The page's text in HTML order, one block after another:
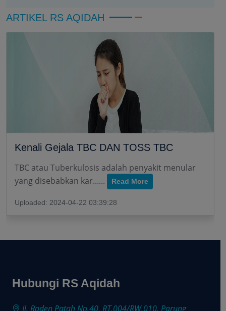
ARTIKEL RS AQIDAH
Kenali Gejala TBC DAN TOSS TBC
TBC atau Tuberkulosis adalah penyakit menular
yang disebabkan kar......
Read More
Uploaded: 2024-04-22 03:39:28
Hubungi RS Aqidah
Jl. Raden Patah No.40, RT.004/RW.010, Parung